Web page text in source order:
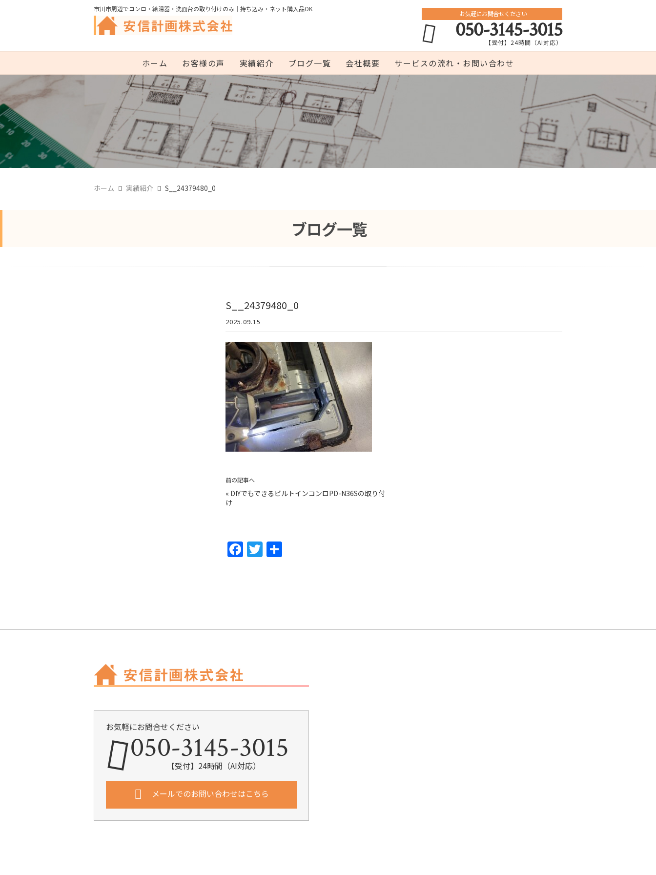
市川市周辺でコンロ・給湯器・洗面台の取り付けのみ｜持ち込み・ネット購入品OK
お気軽にお問合せください
050-3145-3015
【受付】24時間（AI対応）
ホーム お客様の声 実績紹介 ブログ一覧 会社概要 サービスの流れ・お問い合わせ
ホーム 実績紹介 S__24379480_0
ブログ一覧
S__24379480_0
2025.09.15
前の記事へ
« DIYでもできるビルトインコンロPD-N36Sの取り付
け
F
o
T
お気軽にお問合せください
050-3145-3015
【受付】24時間（AI対応）
メールでのお問い合わせはこちら